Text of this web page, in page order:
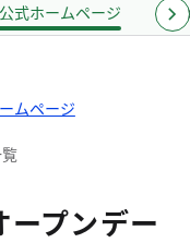
式ホームページ 各
ムページ
プンデー